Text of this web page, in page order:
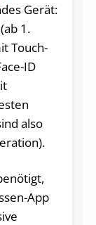
Gerät:
1.
Touch-
ID
also
App